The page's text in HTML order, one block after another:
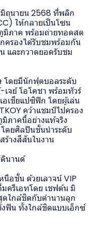
ถุนายน 2568 ที่พลิก
ให้กลายเป็นโซน
มิภาค พร้อมถ่ายทอดสด
ครองได้รับชมพร้อมกัน
และกวาดยอดรับชม
โดยมีนักฟุตบอลระดับ
เจย์ โอโคชา พร้อมทัวร์
เชียแปซิฟิก โดยผู้เล่น
คว้าแชมป์ไปครอง
ภาคนี้อย่างแท้จริง
ดยศิลปินชั้นนำระดับ
ร้างสีสันในงาน
นานด์
อชั้น ด้วยเลาจน์ VIP
ครีเอทโดย เชฟต้น มิ
ใกล้ชิดกับตำนานลูก
ฟิน ทั้งใกล้ชิดแบบเอ็กซ์